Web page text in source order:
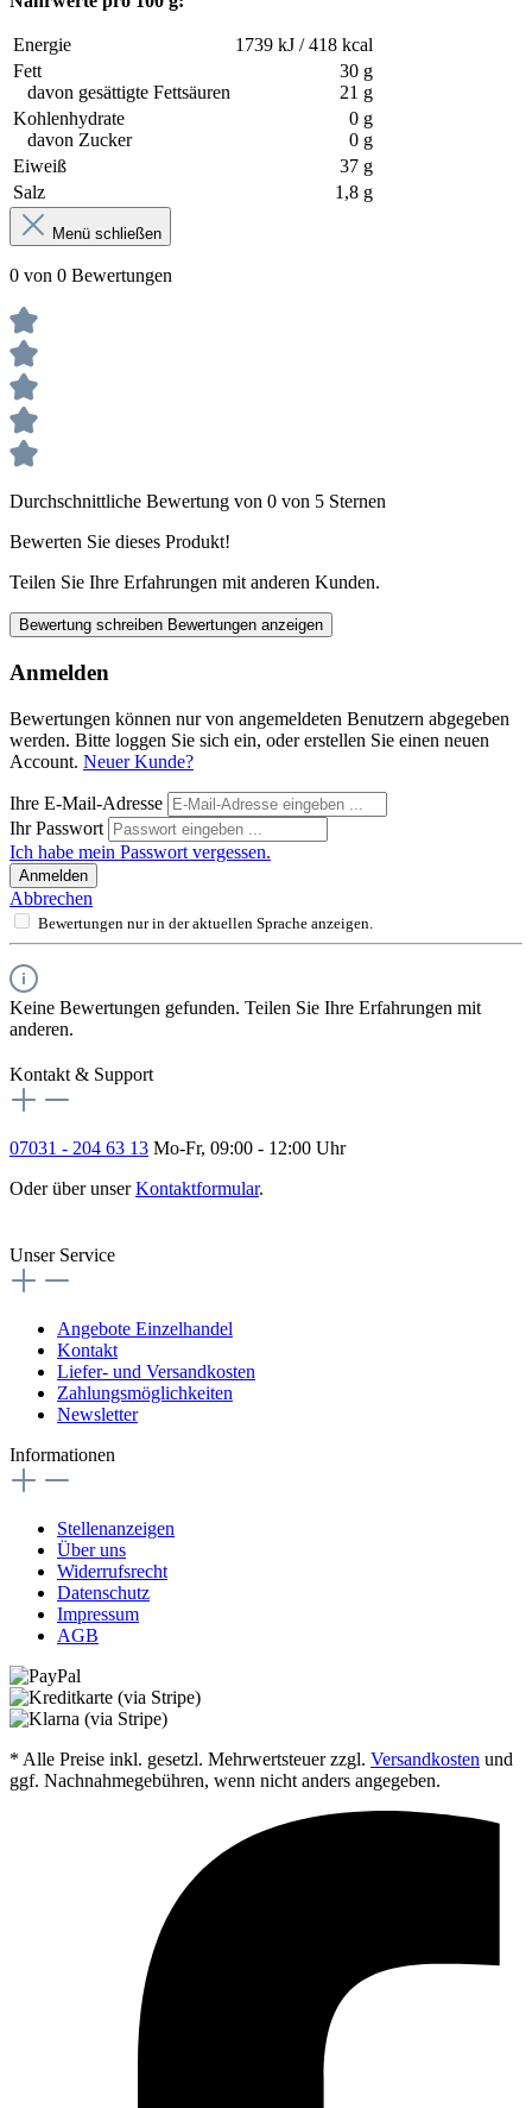
Energie
1739 kJ / 418 kcal
Fett
davon gesättigte Fettsäuren
30 g
21 g
Kohlenhydrate
davon Zucker
0 g
0 g
Eiweiß
37 g
Salz
1,8 g
Menü schließen
0 von 0 Bewertungen
Durchschnittliche Bewertung von 0 von 5 Sternen
Bewerten Sie dieses Produkt!
Teilen Sie Ihre Erfahrungen mit anderen Kunden.
Bewertung schreiben Bewertungen anzeigen
Anmelden
Bewertungen können nur von angemeldeten Benutzern abgegeben
werden. Bitte loggen Sie sich ein, oder erstellen Sie einen neuen
Account. Neuer Kunde?
Ihre E-Mail-Adresse
Ihr Passwort
Ich habe mein Passwort vergessen.
Anmelden
Abbrechen
Bewertungen nur in der aktuellen Sprache anzeigen.
Keine Bewertungen gefunden. Teilen Sie Ihre Erfahrungen mit
anderen.
Kontakt & Support
07031 - 204 63 13 Mo-Fr, 09:00 - 12:00 Uhr
Oder über unserKontaktformular.
Unser Service
Angebote Einzelhandel
Kontakt
Liefer- und Versandkosten
Zahlungsmöglichkeiten
Newsletter
Informationen
Stellenanzeigen
Über uns
Widerrufsrecht
Datenschutz
Impressum
AGB
* Alle Preise inkl. gesetzl. Mehrwertsteuer zzgl. Versandkosten und
ggf. Nachnahmegebühren, wenn nicht anders angegeben.